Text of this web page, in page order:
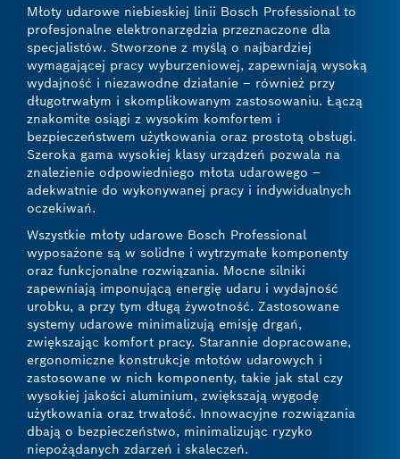
Młoty udarowe niebieskiej linii Bosch Professional to
profesjonalne elektronarzędzia przeznaczone dla
specjalistów. Stworzone z myślą o najbardziej
wymagającej pracy wyburzeniowej, zapewniają wysoką
wydajność i niezawodne działanie – również przy
długotrwałym i skomplikowanym zastosowaniu. Łączą
znakomite osiągi z wysokim komfortem i
bezpieczeństwem użytkowania oraz prostotą obsługi.
Szeroka gama wysokiej klasy urządzeń pozwala na
znalezienie odpowiedniego młota udarowego –
adekwatnie do wykonywanej pracy i indywidualnych
oczekiwań.
Wszystkie młoty udarowe Bosch Professional
wyposażone są w solidne i wytrzymałe komponenty
oraz funkcjonalne rozwiązania. Mocne silniki
zapewniają imponującą energię udaru i wydajność
urobku, a przy tym długą żywotność. Zastosowane
systemy udarowe minimalizują emisję drgań,
zwiększając komfort pracy. Starannie dopracowane,
ergonomiczne konstrukcje młotów udarowych i
zastosowane w nich komponenty, takie jak stal czy
wysokiej jakości aluminium, zwiększają wygodę
użytkowania oraz trwałość. Innowacyjne rozwiązania
dbają o bezpieczeństwo, minimalizując ryzyko
niepożądanych zdarzeń i skaleczeń.